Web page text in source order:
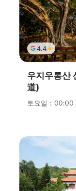
4.4
우지우통산
道)
토요일：